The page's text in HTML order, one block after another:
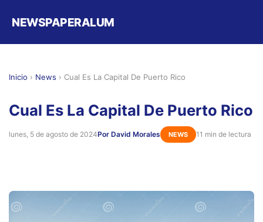
NEWSPAPERALUM
Inicio › News › Cual Es La Capital De Puerto Rico
Cual Es La Capital De Puerto Rico
lunes, 5 de agosto de 2024Por David Morales NEWS 11 min de lectura